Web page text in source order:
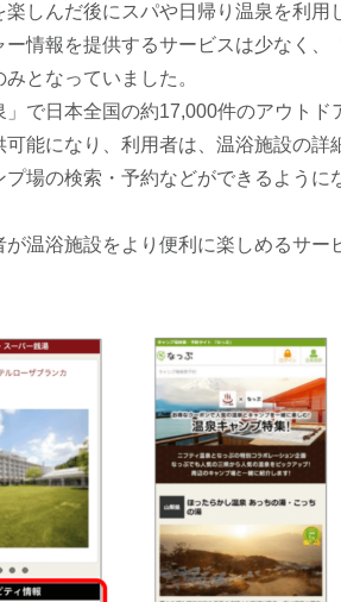
しんだ後にスパや日帰り温泉を利用
情報を提供するサービスは少なく、
となっていました。
で日本全国の約17,000件のアウトド
能になり、利用者は、温浴施設の詳
場の検索・予約などができるように
が温浴施設をより便利に楽しめるサー